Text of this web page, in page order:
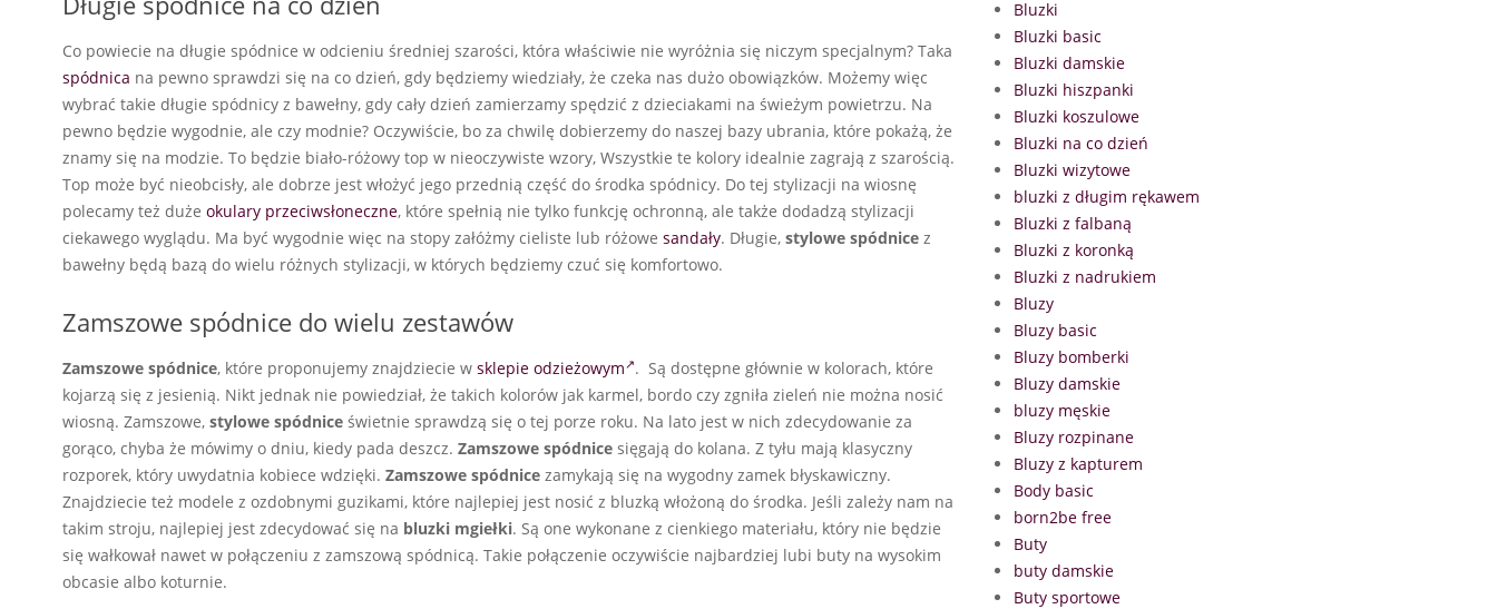
Co powiecie na długie spódnice w odcieniu średniej szarości, która właściwie nie wyróżnia się niczym specjalnym? Taka
spódnica na pewno sprawdzi się na co dzień, gdy będziemy wiedziały, że czeka nas dużo obowiązków. Możemy więc
wybrać takie długie spódnicy z bawełny, gdy cały dzień zamierzamy spędzić z dzieciakami na świeżym powietrzu. Na
pewno będzie wygodnie, ale czy modnie? Oczywiście, bo za chwilę dobierzemy do naszej bazy ubrania, które pokażą, że
znamy się na modzie. To będzie biało-różowy top w nieoczywiste wzory, Wszystkie te kolory idealnie zagrają z szarością.
Top może być nieobcisły, ale dobrze jest włożyć jego przednią część do środka spódnicy. Do tej stylizacji na wiosnę
polecamy też duże okulary przeciwsłoneczne, które spełnią nie tylko funkcję ochronną, ale także dodadzą stylizacji
ciekawego wyglądu. Ma być wygodnie więc na stopy załóżmy cieliste lub różowe sandały. Długie, stylowe spódnice z
bawełny będą bazą do wielu różnych stylizacji, w których będziemy czuć się komfortowo.
Zamszowe spódnice do wielu zestawów
Zamszowe spódnice, które proponujemy znajdziecie w sklepie odzieżowym . Są dostępne głównie w kolorach, które
kojarzą się z jesienią. Nikt jednak nie powiedział, że takich kolorów jak karmel, bordo czy zgniła zieleń nie można nosić
wiosną. Zamszowe, stylowe spódnice świetnie sprawdzą się o tej porze roku. Na lato jest w nich zdecydowanie za
gorąco, chyba że mówimy o dniu, kiedy pada deszcz. Zamszowe spódnice sięgają do kolana. Z tyłu mają klasyczny
rozporek, który uwydatnia kobiece wdzięki. Zamszowe spódnice zamykają się na wygodny zamek błyskawiczny.
Znajdziecie też modele z ozdobnymi guzikami, które najlepiej jest nosić z bluzką włożoną do środka. Jeśli zależy nam na
takim stroju, najlepiej jest zdecydować się na bluzki mgiełki. Są one wykonane z cienkiego materiału, który nie będzie
się wałkował nawet w połączeniu z zamszową spódnicą. Takie połączenie oczywiście najbardziej lubi buty na wysokim
obcasie albo koturnie.
Bluzki
Bluzki basic
Bluzki damskie
Bluzki hiszpanki
Bluzki koszulowe
Bluzki na co dzień
Bluzki wizytowe
bluzki z długim rękawem
Bluzki z falbaną
Bluzki z koronką
Bluzki z nadrukiem
Bluzy
Bluzy basic
Bluzy bomberki
Bluzy damskie
bluzy męskie
Bluzy rozpinane
Bluzy z kapturem
Body basic
born2be free
Buty
buty damskie
Buty sportowe